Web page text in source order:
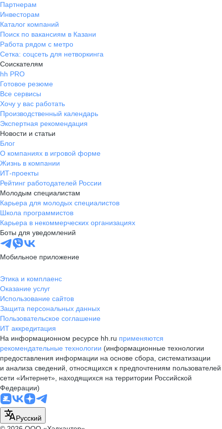
Партнерам
Инвесторам
Каталог компаний
Поиск по вакансиям в Казани
Работа рядом с метро
Сетка: соцсеть для нетворкинга
Соискателям
hh PRO
Готовое резюме
Все сервисы
Хочу у вас работать
Производственный календарь
Экспертная рекомендация
Новости и статьи
Блог
О компаниях в игровой форме
Жизнь в компании
ИТ-проекты
Рейтинг работодателей России
Молодым специалистам
Карьера для молодых специалистов
Школа программистов
Карьера в некоммерческих организациях
Боты для уведомлений
Мобильное приложение
Этика и комплаенс
Оказание услуг
Использование сайтов
Защита персональных данных
Пользовательское соглашение
ИТ аккредитация
На информационном ресурсе hh.ru применяются
рекомендательные технологии (информационные технологии
предоставления информации на основе сбора, систематизации
и анализа сведений, относящихся к предпочтениям пользователей
сети «Интернет», находящихся на территории Российской
Федерации)
Русский